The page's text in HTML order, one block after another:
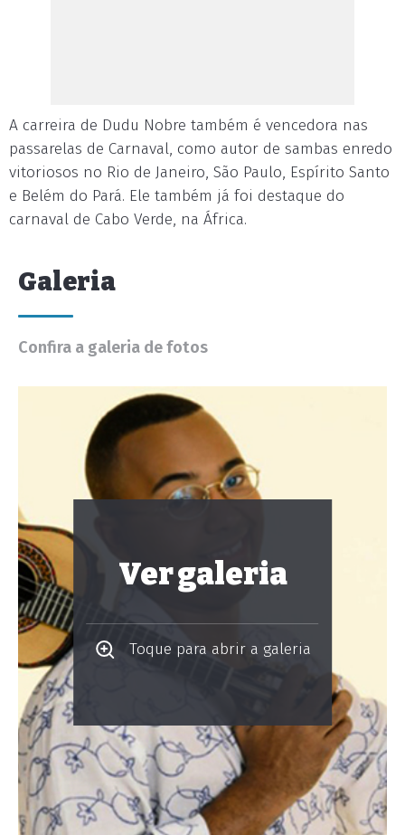
A carreira de Dudu Nobre também é vencedora nas
passarelas de Carnaval, como autor de sambas enredo
vitoriosos no Rio de Janeiro, São Paulo, Espírito Santo
e Belém do Pará. Ele também já foi destaque do
carnaval de Cabo Verde, na África.
Galeria
Confira a galeria de fotos
Ver galeria
Toque para abrir a galeria